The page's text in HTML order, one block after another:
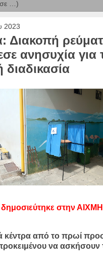
2023
Διακοπή
ανησυχία για
διαδικασία
δημοσιεύτηκε στην
κέντρα από το πρωί
να ασκήσουν